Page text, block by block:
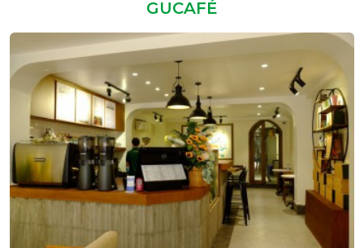
GUCAFÉ